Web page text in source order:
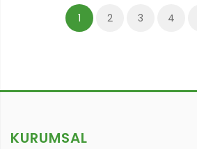
1 2 3 4
KURUMSAL